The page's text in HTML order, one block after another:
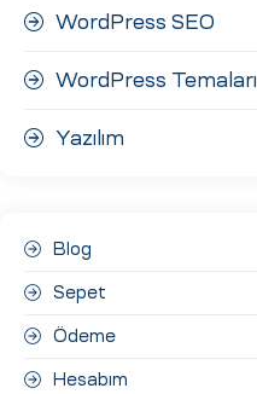
WordPress SEO
WordPress Temaları
Yazılım
Blog
Sepet
Ödeme
Hesabım